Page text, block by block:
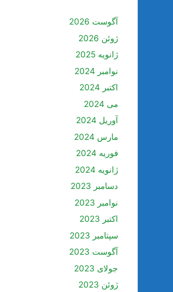
آگوست 2026
ژوئن 2026
ژانویه 2025
نوامبر 2024
اکتبر 2024
می 2024
آوریل 2024
مارس 2024
فوریه 2024
ژانویه 2024
دسامبر 2023
نوامبر 2023
اکتبر 2023
سپتامبر 2023
آگوست 2023
جولای 2023
ژوئن 2023